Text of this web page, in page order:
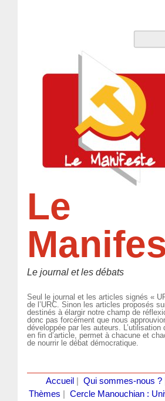
Le
Le journal et les débats
Seul le journal et les articles signés «
de l’URC. Sinon les articles proposés
destinés à élargir notre champ de
donc pas forcément que nous
développée par les auteurs. L’utilisation
en fin d’article, permet à chacune et
de nourrir le débat démocratique.
Accueil Qui sommes-nous ?
Thèmes
Cercle Manouchian :